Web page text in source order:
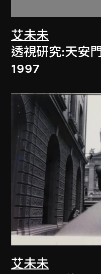
艾未未
透視研究:天安門
1997
艾未未